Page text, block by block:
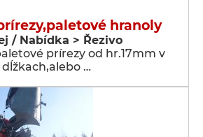
hranoly
/ Nabídka > Řezivo
prírezy od hr.17mm v
dĺžkach,alebo …